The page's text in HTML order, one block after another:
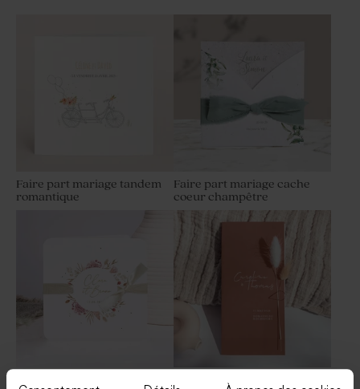
Dragées mariage marbré or
Dragées mariage marbées or
Dragées mariage sucrés
ronds marbrés d'or 750 gr (±
195 ex)
Faire part mariage tandem
romantique
Faire part mariage cache
coeur champêtre
Faire part mariage bohème